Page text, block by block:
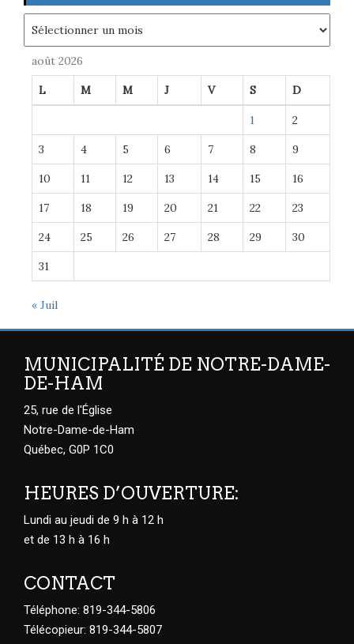
août 2026
L M M J V S D
1 2
3 4 5 6 7 8 9
10 11 12 13 14 15 16
17 18 19 20 21 22 23
24 25 26 27 28 29 30
31
« Juil
MUNICIPALITÉ DE NOTRE-DAME-
DE-HAM
25, rue de l'Église
Notre-Dame-de-Ham
Québec, G0P 1C0
HEURES D’OUVERTURE:
Lundi au jeudi de 9 h à 12 h
et de 13 h à 16 h
CONTACT
Téléphone: 819-344-5806
Télécopieur: 819-344-5807